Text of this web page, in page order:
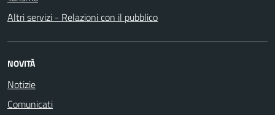
Altri servizi - Relazioni con il pubblico
NOVITÀ
Notizie
Comunicati